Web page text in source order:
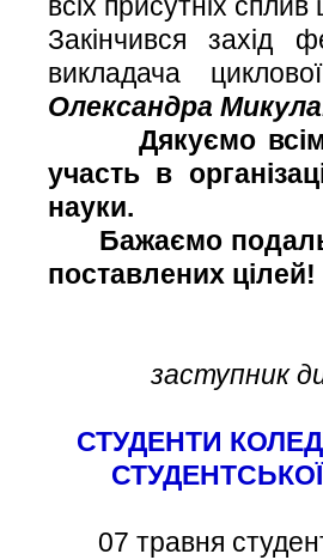
Закінчився захід
викладача
Олександра
Дякуємо всім
участь в
науки.
Бажаємо
поставлених цілей!
заступник
СТУДЕНТИ
07 травня